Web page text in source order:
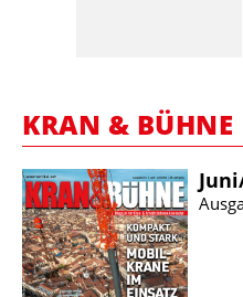
KRAN & BÜHNE